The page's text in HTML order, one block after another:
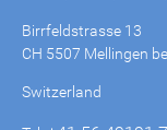
Birrfeldstrasse 13
CH 5507 Mellingen
Switzerland